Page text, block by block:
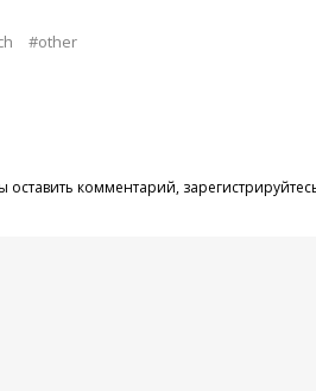
#other
оставить комментарий,